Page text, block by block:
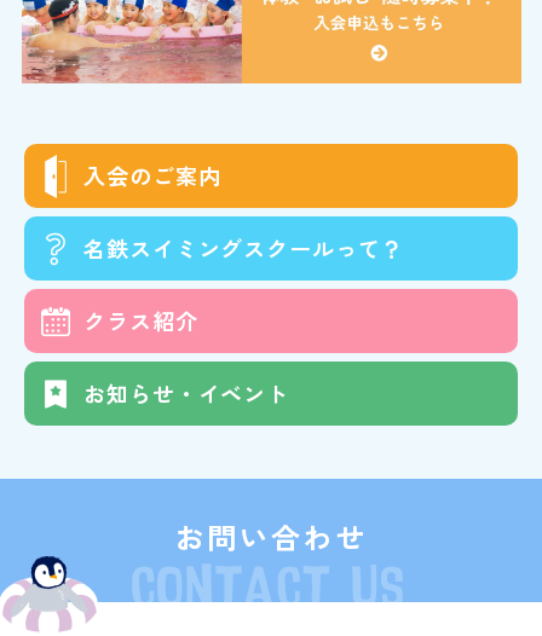
入会のご案内
名鉄スイミングスクールって？
クラス紹介
お知らせ・イベント
お問い合わせ